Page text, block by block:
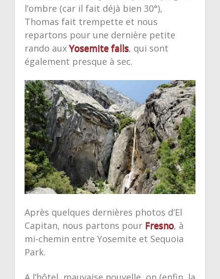
l’ombre (car il fait déjà bien 30°),
Thomas fait trempette et nous
repartons pour une dernière petite
rando auxYosemite falls, qui sont
également presque à sec.
Après quelques dernières photos d’El
Capitan, nous partons pour Fresno, à
mi-chemin entre Yosemite et Sequoia
Park.